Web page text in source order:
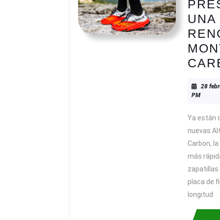
UNA
28
PM
Ya están
nuevas
Carbon,
más
zapatillas
placa de
longitud